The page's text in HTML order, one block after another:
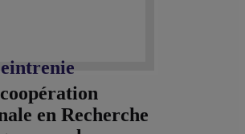
en Recherche